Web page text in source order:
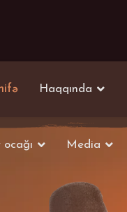
Haqqında
Media